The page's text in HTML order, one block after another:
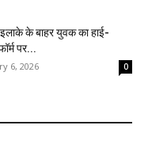
इलाके के बाहर युवक का हाई-
पर...
6, 2026 0